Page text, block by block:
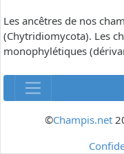
Les ancêtres de nos
(Chytridiomycota). Les
monophylétiques
©Champis.net